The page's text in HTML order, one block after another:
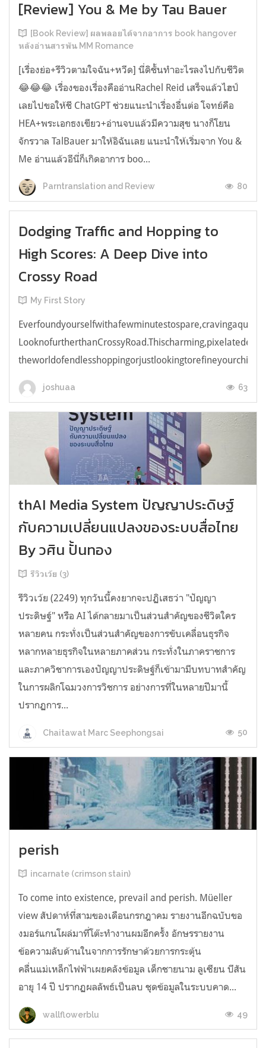
[Review] You & Me by Tau Bauer
[Book Review] ผลพลอยได้จากอาการ book hangover
หลังอ่านสารพัน MM Romance
[เรื่องย่อ+รีวิวตามใจฉัน+หวีด] นี่ดิชั้นทำอะไรลงไปกับชีวิต
😂😂😂 เรื่องของเรื่องคืออ่านRachel Reid เสร็จแล้วไฮป์
เลยไปขอให้ชี ChatGPT ช่วยแนะนำเรื่องอื่นต่อ โจทย์คือ
HEA+พระเอกธงเขียว+อ่านจบแล้วมีความสุข นางก็โยน
จักรวาล TalBauer มาให้อิฉันเลย แนะนำให้เริ่มจาก You &
Me อ่านแล้วอีนี่ก็เกิดอาการ boo...
Parntranslation and Review 80
Dodging Traffic and Hopping to
High Scores: A Deep Dive into
Crossy Road
My First Story
joshuaa 63
thAI Media System ปัญญาประดิษฐ์
กับความเปลี่ยนแปลงของระบบสื่อไทย
By วศิน ปั้นทอง
รีวิวเว้ย (3)
รีวิวเว้ย (2249) ทุกวันนี้คงยากจะปฏิเสธว่า "ปัญญา
ประดิษฐ์" หรือ AI ได้กลายมาเป็นส่วนสำคัญของชีวิตใคร
หลายคน กระทั่งเป็นส่วนสำคัญของการขับเคลื่อนธุรกิจ
หลากหลายธุรกิจในหลายภาคส่วน กระทั่งในภาคราชการ
และภาควิชาการเองปัญญาประดิษฐ์ก็เข้ามามีบทบาทสำคัญ
ในการผลิกโฉมวงการวิชการ อย่างการที่ในหลายปีมานี้
ปรากฏการ...
Chaitawat Marc Seephongsai 50
perish
incarnate (crimson stain)
To come into existence, prevail and perish. Müeller
view สัปดาห์ที่สามของเดือนกรกฎาคม รายงานอีกฉบับขอ
งมอร์แกนโผล่มาที่โต๊ะทำงานผมอีกครั้ง อักษรรายงาน
ข้อความลับด้านในจากการรักษาด้วยการกระตุ้น
คลื่นแม่เหล็กไฟฟ้าเผยคลังข้อมูล เด็กชายนาม ลูเซียน บีสัน
อายุ 14 ปี ปรากฏผลลัพธ์เป็นลบ ชุดข้อมูลในระบบคาด...
wallflowerblu 49